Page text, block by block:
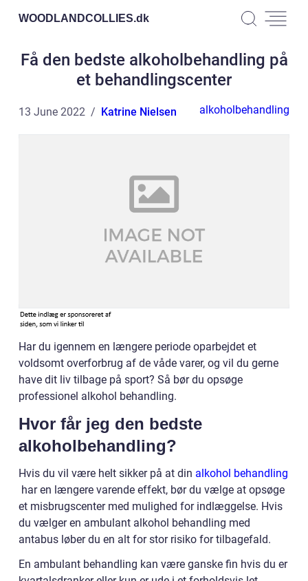
WOODLANDCOLLIES.dk
Få den bedste alkoholbehandling på
et behandlingscenter
13 June 2022 Katrine Nielsen alkoholbehandling
Har du igennem en længere periode oparbejdet et
voldsomt overforbrug af de våde varer, og vil du gerne
have dit liv tilbage på sport? Så bør du opsøge
professionel alkohol behandling.
Hvor får jeg den bedste
alkoholbehandling?
Hvis du vil være helt sikker på at din alkohol behandling
har en længere varende effekt, bør du vælge at opsøge
et misbrugscenter med mulighed for indlæggelse. Hvis
du vælger en ambulant alkohol behandling med
antabus løber du en alt for stor risiko for tilbagefald.
En ambulant behandling kan være ganske fin hvis du er